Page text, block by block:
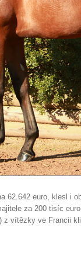
62.642 euro, klesl i
za 200 tisíc
vítězky ve Francii